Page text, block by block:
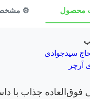
محصول ⚙️
حاج سیدجوادی
آرچر
فوق‌العاده جذاب با